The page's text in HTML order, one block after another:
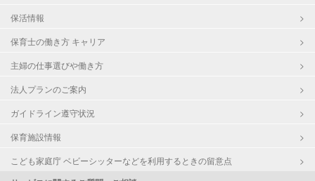
保活情報
保育士の働き方 キャリア
主婦の仕事選びや働き方
法人プランのご案内
ガイドライン遵守状況
保育施設情報
こども家庭庁 ベビーシッターなどを利用するときの留意点